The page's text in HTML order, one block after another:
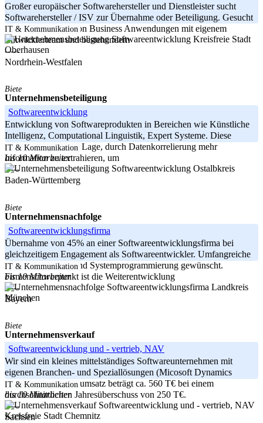
Großer europäischer Softwarehersteller und Dienstleister sucht
Softwarehersteller / ISV zur Übernahme oder Beteiligung. Gesucht
werden Hersteller von Business Anwendungen mit eigenem
Entwicklerteam und bestehendem
-----
Nordrhein-Westfalen
IT & Kommunikation
Kreisfreie Stadt
Oberhausen
Biete
Unternehmensbeteiligung
Softwareentwicklung
Entwicklung von Softwareprodukten in Bereichen wie Künstliche
Intelligenz, Computational Linguistik, Expert Systeme. Diese
Produkte sind in der Lage, durch Datenkorrelierung mehr
Information zu extrahieren, um
-----
Baden-Württemberg
IT & Kommunikation
bis 10 Mitarbeiter
Ostalbkreis
Biete
Unternehmensnachfolge
Softwareentwicklungsfirma
Übernahme von 45% an einer Softwareentwicklungsfirma bei
gleichzeitigem Engagement als Softwareentwickler. Umfangreiche
Erfahrung in C++ und Systemprogrammierung gewünscht.
Firmenschwerpunkt ist die Weiterentwicklung
-----
Bayern
IT & Kommunikation
bis 10 Mitarbeiter
Landkreis
München
Biete
Unternehmensverkauf
Softwareentwicklung und - vertrieb, NAV
Wir sind ein kleines mittelständiges Softwareunternehmen mit
eigenen Branchen- und Speziallösungen (Micosoft Dynamics
NAV). Unser Jahresumsatz beträgt ca. 560 T€ bei einem
durchschnittlichen Jahresüberschuss von 250 T€.
-----
Sachsen
IT & Kommunikation
bis 10 Mitarbeiter
Kreisfreie Stadt Chemnitz